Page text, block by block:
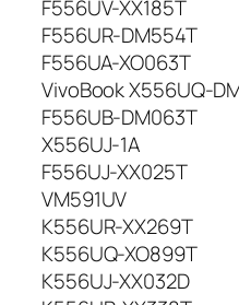
F556UV-XX185T
F556UR-DM554T
F556UA-XO063T
VivoBook X556UQ-
F556UB-DM063T
X556UJ-1A
F556UJ-XX025T
VM591UV
K556UR-XX269T
K556UQ-XO899T
K556UJ-XX032D